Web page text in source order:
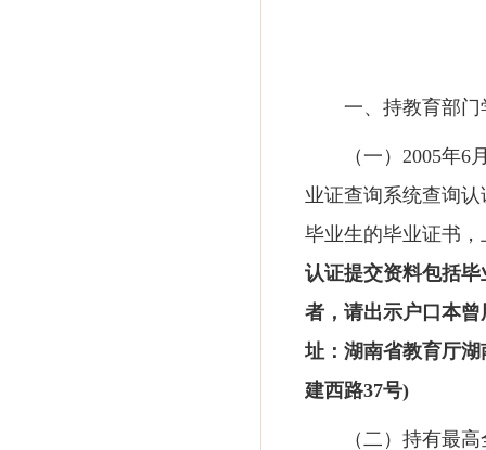
一、持教育部门
（一） 2005年6
业证查询系统查询
毕业生的毕业证书
认证提交资料包括
者，请出示户口本
址：湖南省教育厅
建西路37号)
（二）持有最